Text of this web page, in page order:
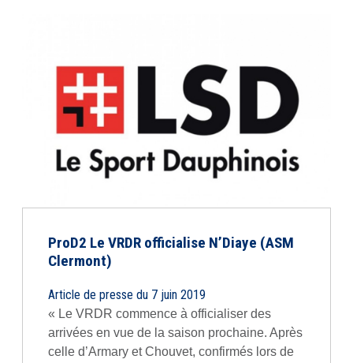
ProD2 Le VRDR officialise N’Diaye (ASM
Clermont)
Article de presse du 7 juin 2019
« Le VRDR commence à officialiser des
arrivées en vue de la saison prochaine. Après
celle d’Armary et Chouvet, confirmés lors de